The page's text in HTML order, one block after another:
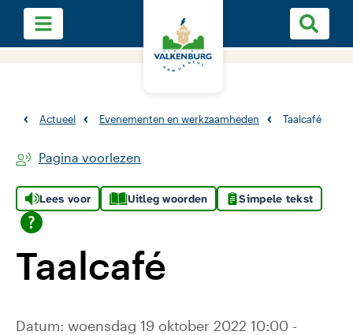
Actueel Evenementen en werkzaamheden Taalcafé
Pagina voorlezen
Lees voor Uitleg woorden Simpele tekst
Taalcafé
Datum: woensdag 19 oktober 2022 10:00 -